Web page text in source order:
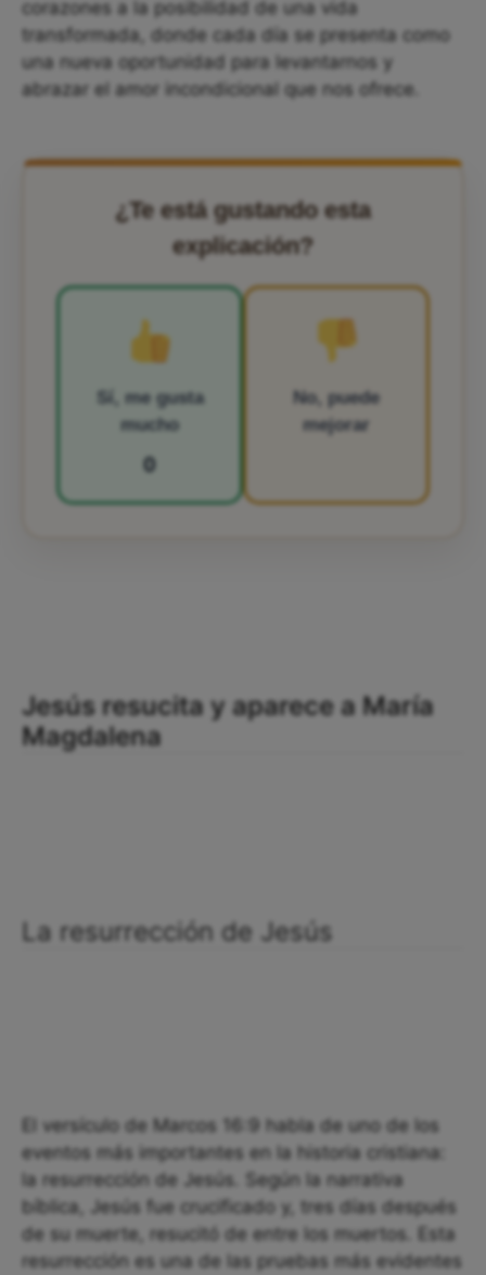
corazones a la posibilidad de una vida
transformada, donde cada día se presenta como
una nueva oportunidad para levantarnos y
abrazar el amor incondicional que nos ofrece.
¿Te está gustando esta
explicación?
Sí, me gusta
mucho
0
No, puede
mejorar
Jesús resucita y aparece a María
Magdalena
La resurrección de Jesús
El versículo de Marcos 16:9 habla de uno de los
eventos más importantes en la historia cristiana:
la resurrección de Jesús. Según la narrativa
bíblica, Jesús fue crucificado y, tres días después
de su muerte, resucitó de entre los muertos. Esta
resurrección es una de las pruebas más evidentes